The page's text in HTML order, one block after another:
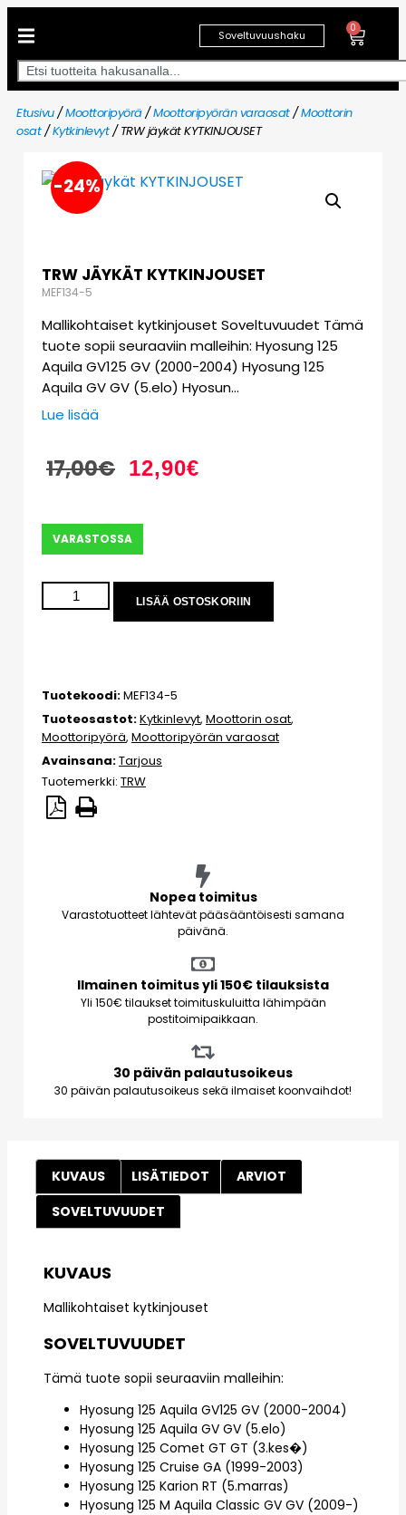
Soveltuvuushaku
0
Etusivu/Moottoripyörä/Moottoripyörän varaosat/Moottorin
osat/Kytkinlevyt/ TRW jäykät KYTKINJOUSET
-24%
TRW JÄYKÄT KYTKINJOUSET
MEF134-5
Mallikohtaiset kytkinjouset Soveltuvuudet Tämä
tuote sopii seuraaviin malleihin: Hyosung 125
Aquila GV125 GV (2000-2004) Hyosung 125
Aquila GV GV (5.elo) Hyosun…
Lue lisää
17,00€ 12,90€
VARASTOSSA
LISÄÄ OSTOSKORIIN
Tuotekoodi:MEF134-5
Tuoteosastot:Kytkinlevyt, Moottorin osat,
Moottoripyörä, Moottoripyörän varaosat
Avainsana:Tarjous
Tuotemerkki: TRW
Nopea toimitus
Varastotuotteet lähtevät pääsääntöisesti samana
päivänä.
Ilmainen toimitus yli 150€ tilauksista
Yli 150€ tilaukset toimituskuluitta lähimpään
postitoimipaikkaan.
30 päivän palautusoikeus
30 päivän palautusoikeus sekä ilmaiset koonvaihdot!
KUVAUS LISÄTIEDOT
ARVIOT
SOVELTUVUUDET
KUVAUS
Mallikohtaiset kytkinjouset
SOVELTUVUUDET
Tämä tuote sopii seuraaviin malleihin:
Hyosung 125 Aquila GV125 GV (2000-2004)
Hyosung 125 Aquila GV GV (5.elo)
Hyosung 125 Comet GT GT (3.kes�)
Hyosung 125 Cruise GA (1999-2003)
Hyosung 125 Karion RT (5.marras)
Hyosung 125 M Aquila Classic GV GV (2009-)